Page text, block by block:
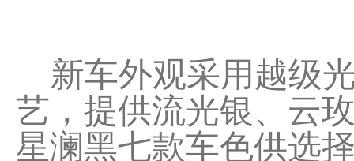
新车外观采用越级
艺，提供流光银、云
星澜黑七款车色供选